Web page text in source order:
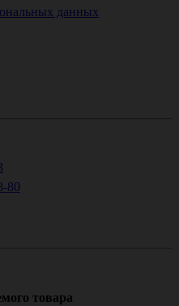
данных
80
товара